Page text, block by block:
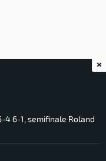
4 6-1, semifinale Roland
×